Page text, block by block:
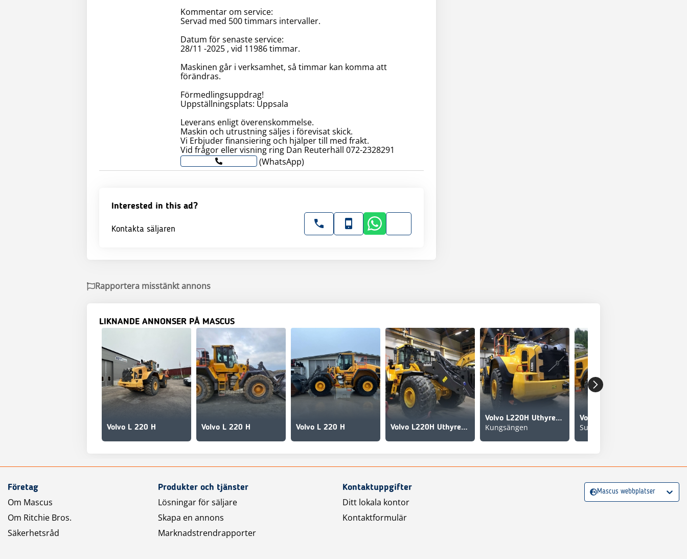
Kommentar om service:
Servad med 500 timmars intervaller.
Datum för senaste service:
28/11 -2025 , vid 11986 timmar.
Maskinen går i verksamhet, så timmar kan komma att
förändras.
Förmedlingsuppdrag!
Uppställningsplats: Uppsala
Leverans enligt överenskommelse.
Maskin och utrustning säljes i förevisat skick.
Vi Erbjuder finansiering och hjälper till med frakt.
(WhatsApp)
Interested in this ad?
Kontakta säljaren
Rapportera misstänkt annons
LIKNANDE ANNONSER PÅ MASCUS
Volvo L 220 H Volvo L 220 H Volvo L 220 H Volvo L220H Uthyres/For Rental
Volvo L220H Uthyres/For Rental
Kungsängen Sundsvall
Företag
Om Mascus
Om Ritchie Bros.
Säkerhetsråd
Produkter och tjänster
Lösningar för säljare
Skapa en annons
Marknadstrendrapporter
Kontaktuppgifter
Ditt lokala kontor
Kontaktformulär
Mascus webbplatser